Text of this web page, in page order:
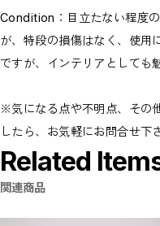
Condition：目立たない程度
が、特段の損傷はなく、使用
ですが、インテリアとしても
※気になる点や不明点、その
したら、お気軽にお問合せ下
Related
関連商品